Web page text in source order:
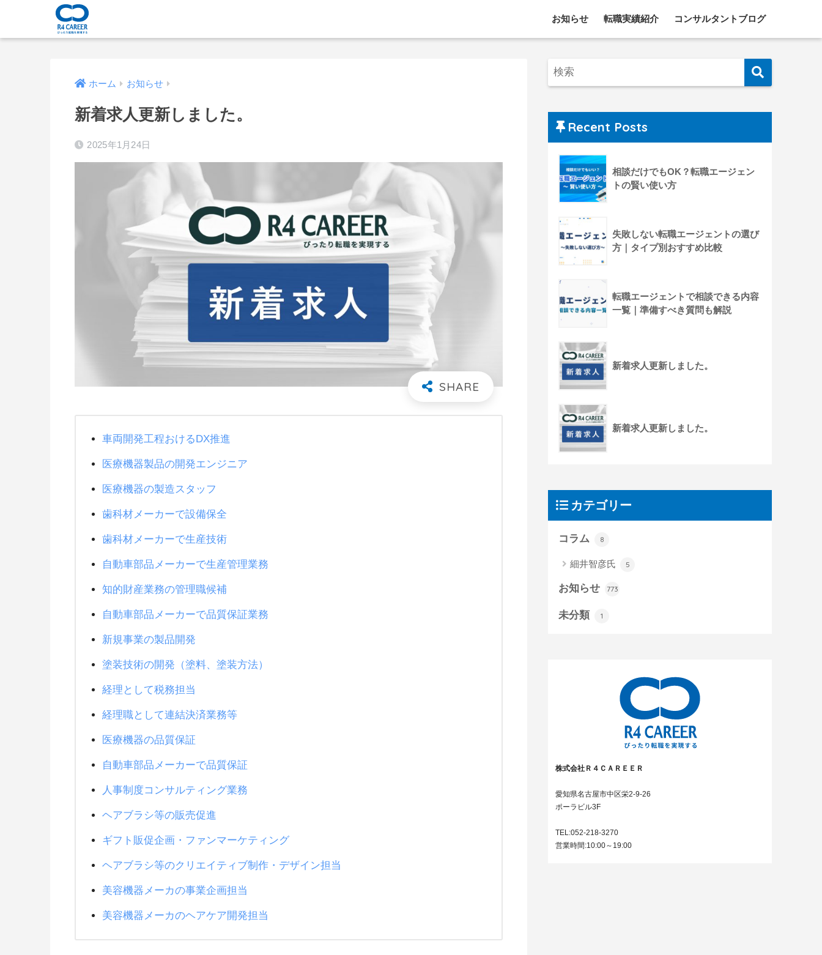
お知らせ 転職実績紹介 コンサルタントブログ
ホーム お知らせ
新着求人更新しました。
2025年1月24日
車両開発工程おけるDX推進
医療機器製品の開発エンジニア
医療機器の製造スタッフ
歯科材メーカーで設備保全
歯科材メーカーで生産技術
自動車部品メーカーで生産管理業務
知的財産業務の管理職候補
自動車部品メーカーで品質保証業務
新規事業の製品開発
塗装技術の開発（塗料、塗装方法）
経理として税務担当
経理職として連結決済業務等
医療機器の品質保証
自動車部品メーカーで品質保証
人事制度コンサルティング業務
ヘアブラシ等の販売促進
ギフト販促企画・ファンマーケティング
ヘアブラシ等のクリエイティブ制作・デザイン担当
美容機器メーカの事業企画担当
美容機器メーカのヘアケア開発担当
Recent Posts
相談だけでもOK？転職エージェン
トの賢い使い方
失敗しない転職エージェントの選び
方｜タイプ別おすすめ比較
転職エージェントで相談できる内容
一覧｜準備すべき質問も解説
新着求人更新しました。
新着求人更新しました。
カテゴリー
コラム 8
細井智彦氏 5
お知らせ 773
未分類 1
株式会社Ｒ４ＣＡＲＥＥＲ
愛知県名古屋市中区栄2-9-26
ポーラビル3F
TEL:052-218-3270
営業時間:10:00～19:00